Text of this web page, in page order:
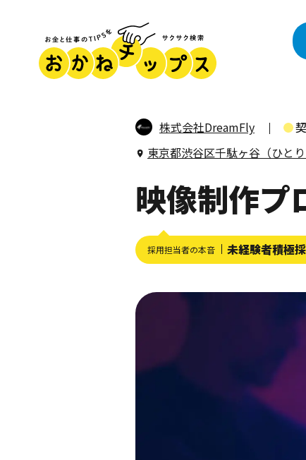
株式会社DreamFly
東京都渋谷区千駄ヶ谷（ひと
映像制作プ
採用担当者の本音 未経験者積極